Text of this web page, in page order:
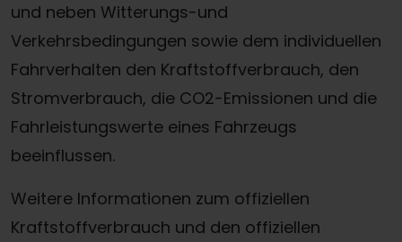
und neben Witterungs-und
Verkehrsbedingungen sowie dem individuellen
Fahrverhalten den Kraftstoffverbrauch, den
Stromverbrauch, die CO2-Emissionen und die
Fahrleistungswerte eines Fahrzeugs
beeinflussen.
Weitere Informationen zum offiziellen
Kraftstoffverbrauch und den offiziellen